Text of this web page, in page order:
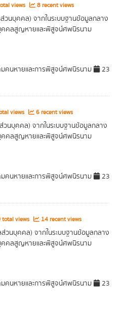
views 8 recent views
วนบุคคล) จากในระบบฐานข้อมูลกลาง
คคลสูญหายและพิสูจน์ศพนิรนาม
นหายและการพิสูจน์ศพนิรนาม
23
views 6 recent views
วนบุคคล) จากในระบบฐานข้อมูลกลาง
คคลสูญหายและพิสูจน์ศพนิรนาม
นหายและการพิสูจน์ศพนิรนาม
23
total views 14 recent views
วนบุคคล) จากในระบบฐานข้อมูลกลาง
คคลสูญหายและพิสูจน์ศพนิรนาม
นหายและการพิสูจน์ศพนิรนาม
23